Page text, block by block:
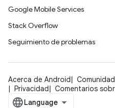
Google Mobile Services
Stack Overflow
Seguimiento de problemas
Acerca de Android Comunidad
Privacidad
Comentarios